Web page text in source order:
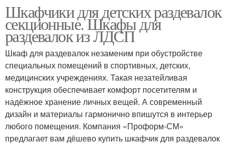
Шкафчики для детских раздевалок
секционные. Шкафы для
раздевалок из ЛДСП
Шкаф для раздевалок незаменим при обустройстве
специальных помещений в спортивных, детских,
медицинских учреждениях. Такая незатейливая
конструкция обеспечивает комфорт посетителям и
надёжное хранение личных вещей. А современный
дизайн и материалы гармонично впишутся в интерьер
любого помещения. Компания «Проформ-СМ»
предлагает вам дёшево купить шкафчик для раздевалок